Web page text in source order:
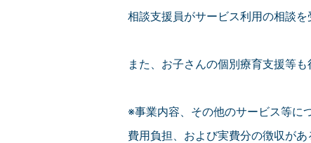
相談支援員がサービス利用の相談
また、お子さんの個別療育支援等も
※事業内容、その他のサービス等に
費用負担、および実費分の徴収があ